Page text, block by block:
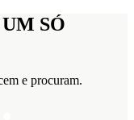
SÓ
e procuram.